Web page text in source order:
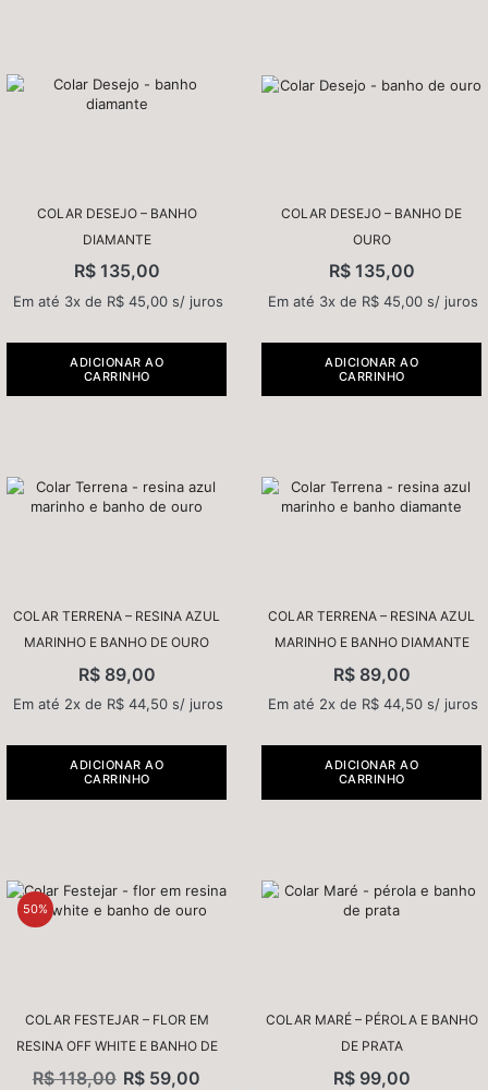
COLAR DESEJO – BANHO
DIAMANTE
R$135,00
Em até 3x de R$ 45,00 s/ juros
ADICIONAR AO
CARRINHO
COLAR DESEJO – BANHO DE
OURO
R$135,00
Em até 3x de R$ 45,00 s/ juros
ADICIONAR AO
CARRINHO
COLAR TERRENA – RESINA AZUL
MARINHO E BANHO DE OURO
R$89,00
Em até 2x de R$ 44,50 s/ juros
ADICIONAR AO
CARRINHO
COLAR TERRENA – RESINA AZUL
MARINHO E BANHO DIAMANTE
R$89,00
Em até 2x de R$ 44,50 s/ juros
ADICIONAR AO
CARRINHO
50%
COLAR FESTEJAR – FLOR EM
RESINA OFF WHITE E BANHO DE
OURO
R$118,00 R$ 59,00
COLAR MARÉ – PÉROLA E BANHO
DE PRATA
R$99,00